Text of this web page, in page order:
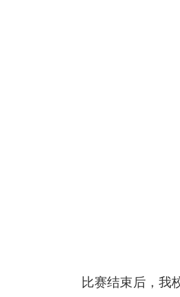
比赛结束后，我